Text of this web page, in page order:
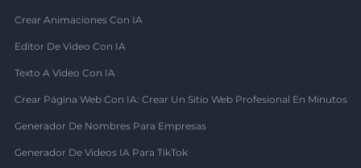
Crear Animaciones Con IA
Editor De Video Con IA
Texto A Video Con IA
Crear Página Web Con IA: Crear Un Sitio Web Profesional En Minutos
Generador De Nombres Para Empresas
Generador De Videos IA Para TikTok